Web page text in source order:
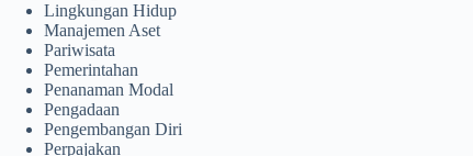
Lingkungan Hidup
Manajemen Aset
Pariwisata
Pemerintahan
Penanaman Modal
Pengadaan
Pengembangan Diri
Perpajakan